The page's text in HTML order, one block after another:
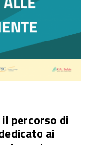
percorso di
ai